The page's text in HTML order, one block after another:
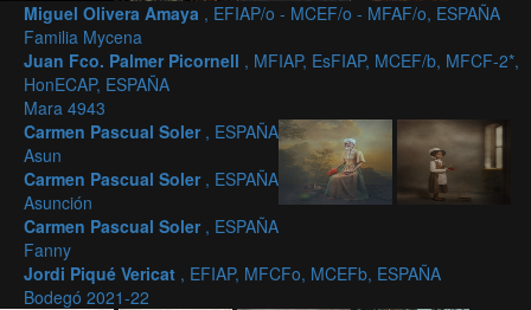
Miguel Olivera Amaya , EFIAP/o - MCEF/o - MFAF/o, ESPAÑA
Familia Mycena
Juan Fco. Palmer Picornell , MFIAP, EsFIAP, MCEF/b, MFCF-2*,
HonECAP, ESPAÑA
Mara 4943
Carmen Pascual Soler , ESPAÑA
Asun
Carmen Pascual Soler , ESPAÑA
Asunción
Carmen Pascual Soler , ESPAÑA
Fanny
Jordi Piqué Vericat , EFIAP, MFCFo, MCEFb, ESPAÑA
Bodegó 2021-22